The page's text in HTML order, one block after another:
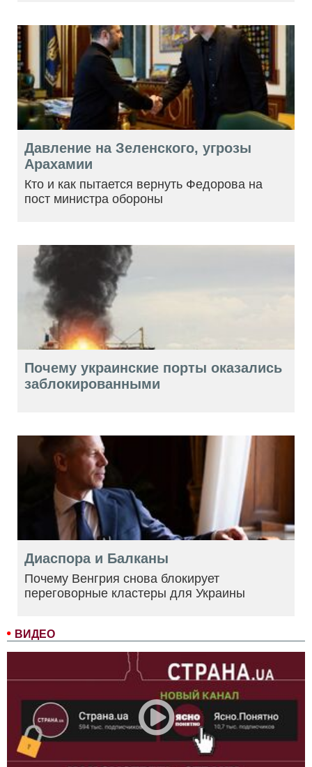
ВИДЕО
Давление на Зеленского, угрозы
Арахамии
Кто и как пытается вернуть Федорова на
пост министра обороны
Почему украинские порты оказались
заблокированными
Диаспора и Балканы
Почему Венгрия снова блокирует
переговорные кластеры для Украины